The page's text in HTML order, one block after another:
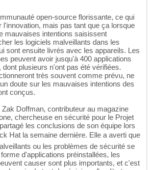
open-source florissante, ce qui
l'innovation, mais pas tant que ça lorsque
mauvaises intentions saisissent
les logiciels malveillants dans les
sont ensuite livrés avec les appareils. Les
peuvent avoir jusqu'à 400 applications
dont plusieurs n'ont pas été vérifiées.
très souvent comme prévu, ne
doute sur les mauvaises intentions des
conçus.
Zak Doffman, contributeur au magazine
chercheuse en sécurité pour le Projet
les conclusions de son équipe lors
Hat la semaine dernière. Elle a averti que
ou les problèmes de sécurité se
d'applications préinstallées, les
causer sont plus importants, et c'est